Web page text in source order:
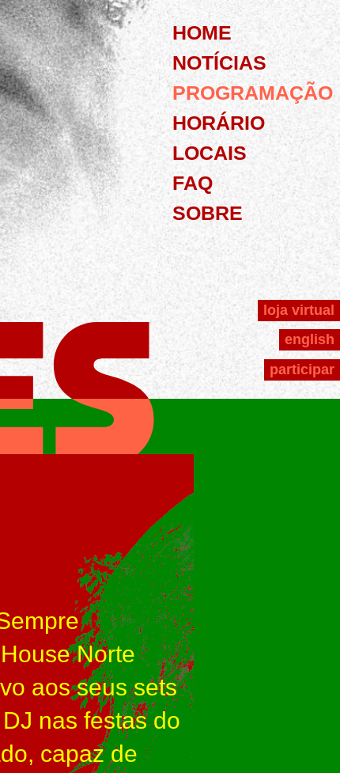
HOME
NOTÍCIAS
PROGRAMAÇÃO
HORÁRIO
LOCAIS
FAQ
SOBRE
loja virtual
english
participar
Norte
aos seus sets
nas festas do
capaz de